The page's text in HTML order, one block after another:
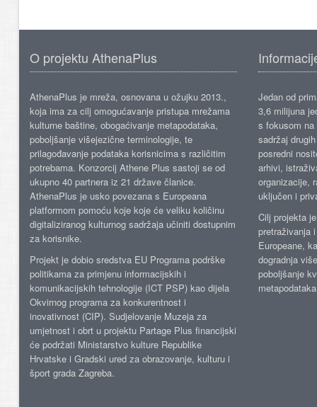
O projektu AthenaPlus
AthenaPlus je mreža, osnovana u ožujku 2013.,
koja ima za cilj omogućavanje pristupa mrežama
kulturne baštine, obogaćivanje metapodataka,
poboljšanje višejezične terminologije, te
prilagođavanje podataka korisnicima s različitim
potrebama. Konzorcij Athene Plus sastoji se od
ukupno 40 partnera iz 21 države članice.
AthenaPlus je usko povezana s Europeana
platformom pomoću koje koje će veliku količinu
digitaliziranog kulturnog sadržaja učiniti dostupnim
za korisnike.
Projekt je dobio sredstva EU Programa podrške
politikama za primjenu informacijskih i
komunikacijskih tehnologije (ICT PSP) kao dijela
Okvirnog programa za konkurentnost i
inovativnost (CIP). Sudjelovanje Muzeja za
umjetnost i obrt u projektu Partage Plus financijski
će podržati Ministarstvo kulture Republike
Hrvatske i Gradski ured za obrazovanje, kulturu i
šport grada Zagreba.
Jedan od
3,6 milijuna
s fokusom
sadržaj
posredni
arhivi,
organizacije,
uključen i
Cilj projekta
pretraživanja
Europeane,
dogradnja
poboljšanje